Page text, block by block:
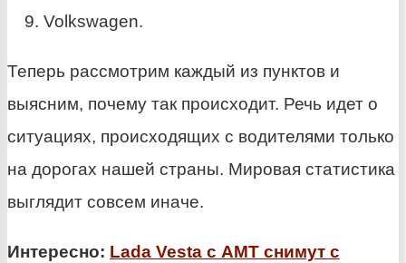
Volkswagen.
Теперь рассмотрим каждый из пунктов и
выясним, почему так происходит. Речь идет о
ситуациях, происходящих с водителями только
на дорогах нашей страны. Мировая статистика
выглядит совсем иначе.
Интересно: Lada Vesta с АМТ снимут с